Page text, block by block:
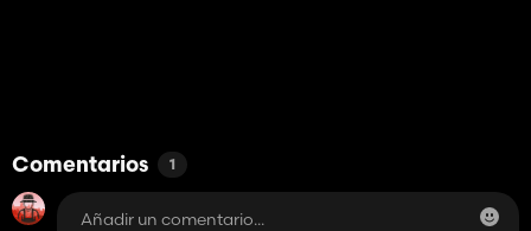
Comentarios 1